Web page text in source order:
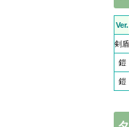
Ver.
剣盾
鎧
鎧